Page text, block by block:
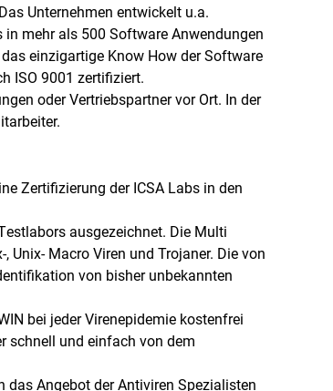
Unternehmen entwickelt u.a.
mehr als 500 Software Anwendungen
einzigartige Know How der Software
ISO 9001 zertifiziert.
oder Vertriebspartner vor Ort. In der
Zertifizierung der ICSA Labs in den
ausgezeichnet. Die Multi
Unix- Macro Viren und Trojaner. Die von
von bisher unbekannten
bei jeder Virenepidemie kostenfrei
schnell und einfach von dem
das Angebot der Antiviren Spezialisten